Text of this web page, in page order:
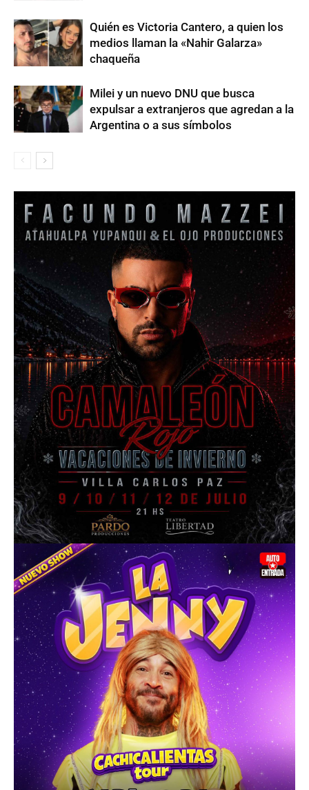
Quién es Victoria Cantero, a quien los
medios llaman la «Nahir Galarza»
chaqueña
Milei y un nuevo DNU que busca
expulsar a extranjeros que agredan a la
Argentina o a sus símbolos